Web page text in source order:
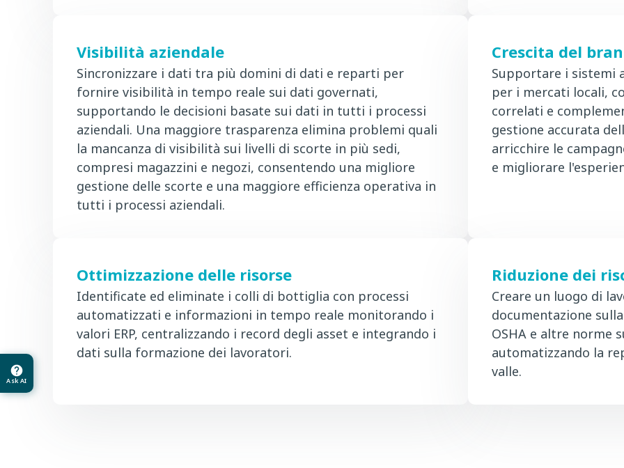
Ask AI
Visibilità aziendale
Sincronizzare i dati tra più domini di dati e reparti per
fornire visibilità in tempo reale sui dati governati,
supportando le decisioni basate sui dati in tutti i processi
aziendali. Una maggiore trasparenza elimina problemi quali
la mancanza di visibilità sui livelli di scorte in più sedi,
compresi magazzini e negozi, consentendo una migliore
gestione delle scorte e una maggiore efficienza operativa in
tutti i processi aziendali.
Crescita del
Supportare i sistemi
per i mercati locali,
correlati e
gestione accurata
arricchire le
e migliorare
Ottimizzazione delle risorse
Identificate ed eliminate i colli di bottiglia con processi
automatizzati e informazioni in tempo reale monitorando i
valori ERP, centralizzando i record degli asset e integrando i
dati sulla formazione dei lavoratori.
Riduzione dei
Creare un luogo di
documentazione
OSHA e altre norme
automatizzando la
valle.